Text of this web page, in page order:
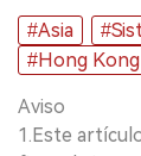
#Asia
#Hong Kong
Aviso
1.Este